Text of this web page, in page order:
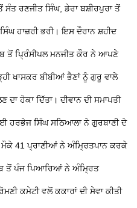
ਸੰਤ ਰਣਜੀਤ ਸਿੰਘ, ਡੇਰਾ ਬਸ਼ੀਰਪੁਰਾ ਤੋਂ
ਹਾਜ਼ਰੀ ਭਰੀ। ਇਸ ਦੌਰਾਨ ਸ਼ਹੀਦ
ਤੋਂ ਪ੍ਰਿੰਸੀਪਲ ਮਨਜੀਤ ਕੌਰ ਨੇ ਆਪਣੇ
ਖਾਸਕਰ ਬੀਬੀਆਂ ਭੈਣਾਂ ਨੂੰ ਗੁਰੂ ਵਾਲੇ
ਹੋਕਾ ਦਿੱਤਾ। ਦੀਵਾਨ ਦੀ ਸਮਾਪਤੀ
ਹਰਭੇਜ ਸਿੰਘ ਸਠਿਆਲਾ ਨੇ ਗੁਰਬਾਣੀ ਦੇ
41 ਪ੍ਰਾਣੀਆਂ ਨੇ ਅੰਮ੍ਰਿਤਪਾਨ ਕਰਕੇ
ਤੋਂ ਪੰਜ ਪਿਆਰਿਆਂ ਨੇ ਅੰਮ੍ਰਿਤ
ਕਮੇਟੀ ਵਲੋਂ ਕਕਾਰਾਂ ਦੀ ਸੇਵਾ ਕੀਤੀ